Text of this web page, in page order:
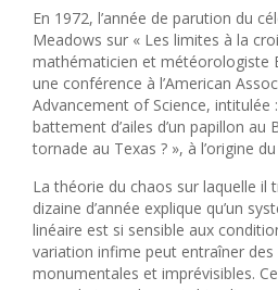
En 1972, l’année de parution du
Meadows sur « Les limites à la
mathématicien et météorologiste
une conférence à l’American
Advancement of Science, intitulée
battement d’ailes d’un papillon
tornade au Texas ? », à l’origine
La théorie du chaos sur laquelle il
dizaine d’année explique qu’un
linéaire est si sensible aux
variation infime peut entraîner des
monumentales et imprévisibles.